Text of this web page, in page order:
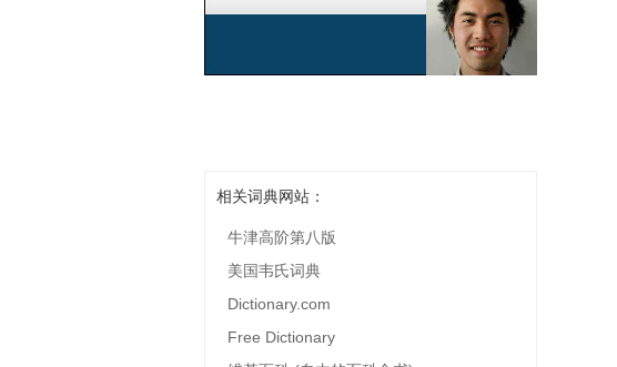
相关词典网站：
牛津高阶第八版
美国韦氏词典
Dictionary.com
Free Dictionary